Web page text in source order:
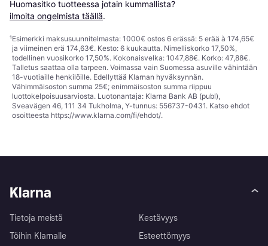
Huomasitko tuotteessa jotain kummallista?
ilmoita ongelmista täällä.
¹Esimerkki maksusuunnitelmasta: 1000€ ostos 6 erässä: 5 erää à 174,65€
ja viimeinen erä 174,63€. Kesto: 6 kuukautta. Nimelliskorko 17,50%,
todellinen vuosikorko 17,50%. Kokonaisvelka: 1047,88€. Korko: 47,88€.
Talletus saattaa olla tarpeen. Voimassa vain Suomessa asuville vähintään
18-vuotiaille henkilöille. Edellyttää Klarnan hyväksynnän.
Vähimmäisoston summa 25€; enimmäisoston summa riippuu
luottokelpoisuusarviosta. Luotonantaja: Klarna Bank AB (publ),
Sveavägen 46, 111 34 Tukholma, Y-tunnus: 556737-0431. Katso ehdot
osoitteesta https://www.klarna.com/fi/ehdot/.
Klarna
Tietoja meistä
Töihin Klarnalle
Kestävyys
Esteettömyys